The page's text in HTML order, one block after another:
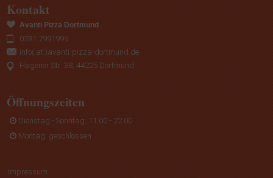
Kontakt
Avanti Pizza Dortmund
0231 7991999
info(.at.)avanti-pizza-dortmund.de
Hagener Str. 38, 44225 Dortmund
Öffnungszeiten
Dienstag - Sonntag: 11:00 - 22:00
Montag: geschlossen
Impressum